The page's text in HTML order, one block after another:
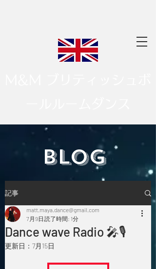
​BLOG
記事
Dance wave Radio 🎤🎙️
matt.maya.dance@gmail.com
7月9日 読了時間: 1分
更新日： 7月15日